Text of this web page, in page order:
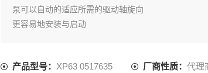
泵可以自动的适应所需的驱动轴旋向
更容易地安装与启动
产品型号： XP63 0517635 厂商性质：代理